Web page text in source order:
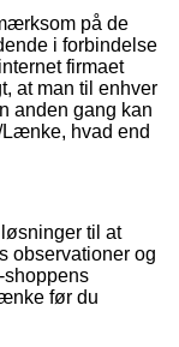
på de
i forbindelse
firmaet
at man til enhver
anden gang kan
hvad end
til at
observationer og
shoppens
før du